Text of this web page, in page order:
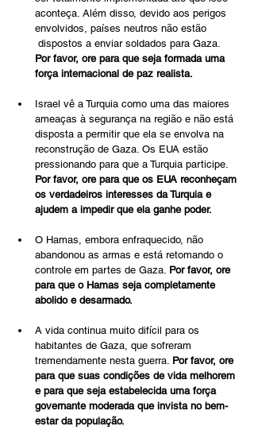
aconteça. Além disso, devido aos perigos
envolvidos, países neutros não estão
dispostos a enviar soldados para Gaza.
Por favor, ore para que seja formada uma
força internacional de paz realista.
Israel vê a Turquia como uma das maiores
ameaças à segurança na região e não está
disposta a permitir que ela se envolva na
reconstrução de Gaza. Os EUA estão
pressionando para que a Turquia participe.
Por favor, ore para que os EUA reconheçam
os verdadeiros interesses da Turquia e
ajudem a impedir que ela ganhe poder.
O Hamas, embora enfraquecido, não
abandonou as armas e está retomando o
controle em partes de Gaza. Por favor, ore
para que o Hamas seja completamente
abolido e desarmado.
A vida continua muito difícil para os
habitantes de Gaza, que sofreram
tremendamente nesta guerra. Por favor, ore
para que suas condições de vida melhorem
e para que seja estabelecida uma força
governante moderada que invista no bem-
estar da população.